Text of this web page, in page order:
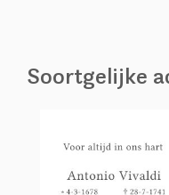
Soortgelijke